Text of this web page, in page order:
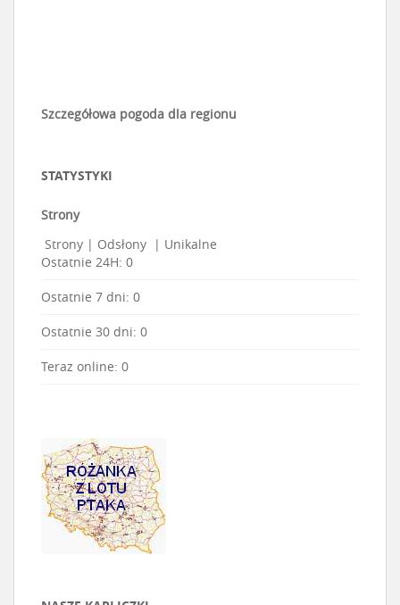
Szczegółowa pogoda dla regionu
STATYSTYKI
Strony
Strony | Odsłony | Unikalne
Ostatnie 24H: 0
Ostatnie 7 dni: 0
Ostatnie 30 dni: 0
Teraz online: 0